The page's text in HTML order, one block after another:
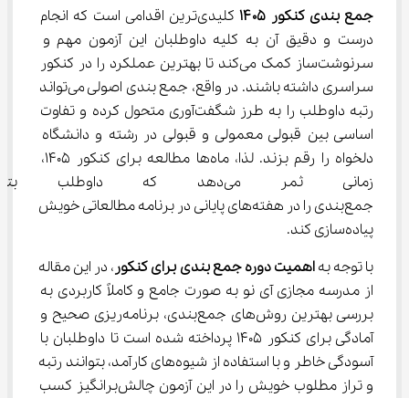
جمع بندی کنکور ۱۴۰۵
کلیدی‌ترین اقدامی است که انجام
درست و دقیق آن به کلیه داوطلبان این آزمون مهم و
سرنوشت‌ساز کمک می‌کند تا بهترین عملکرد را در کنکور
سراسری داشته باشند. در واقع، جمع بندی اصولی می‌تواند
رتبه داوطلب را به طرز شگفت‌آوری متحول کرده و تفاوت
اساسی بین قبولی معمولی و قبولی در رشته و دانشگاه
دلخواه را رقم بزند. لذا، ماه‌ها مطالعه برای کنکور 1405،
زمانی ثمر می‌دهد که
جمع‌بندی را در هفته‌های پایانی در برنامه مطالعاتی خویش
پیاده‌سازی کند.
با توجه به اهمیت دوره جمع بندی برای کنکور، در این مقاله
از مدرسه مجازی آی نو به صورت جامع و کاملاً کاربردی به
بررسی بهترین روش‌های جمع‌بندی، برنامه‌ریزی صحیح و
آمادگی برای کنکور 1405 پرداخته شده است تا داوطلبان با
آسودگی خاطر و با استفاده از شیوه‌های کارآمد، بتوانند رتبه
و تراز مطلوب خویش را در این آزمون چالش‌برانگیز کسب